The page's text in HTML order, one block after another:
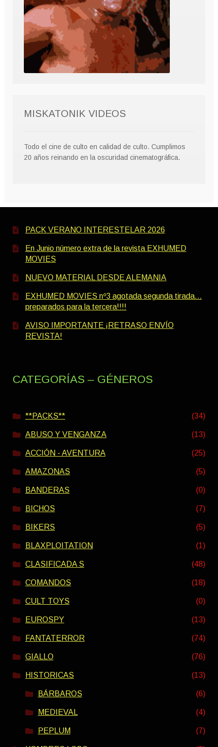
MISKATONIK VIDEOS
Todo el cine de culto en calidad de culto. Cumplimos
20 años reinando en la oscuridad cinematográfica.
PACK VERANO INTERESTELAR 2026
En Junio número extra de la revista EXHUMED
MOVIES
NUEVO MATERIAL DESDE ALEMANIA
EXHUMED MOVIES nº3 agotada segunda tirada…
preparados para la tercera!!!!
AVISO IMPORTANTE ¡RETRASO ENVÍO
REVISTA!
CATEGORÍAS – GÉNEROS
**PACKS** (34)
ABUSO Y VENGANZA (13)
ACCIÓN - AVENTURA (25)
AMAZONAS (5)
BANDERAS (0)
BICHOS (7)
BIKERS (5)
BLAXPLOITATION (1)
CLASIFICADA S (48)
COMANDOS (18)
CULT TOYS (0)
EUROSPY (13)
FANTATERROR (74)
GIALLO (76)
HISTORICAS (13)
BÁRBAROS (6)
MEDIEVAL (4)
PEPLUM (7)